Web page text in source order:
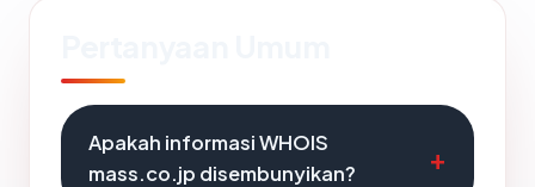
Apakah informasi WHOIS
mass.co.jp disembunyikan?